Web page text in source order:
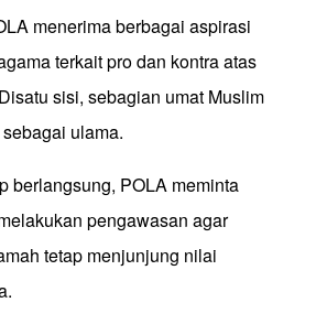
menerima berbagai aspirasi
terkait pro dan kontra atas
sisi, sebagian umat Muslim
ulama.
berlangsung, POLA meminta
pengawasan agar
tetap menjunjung nilai